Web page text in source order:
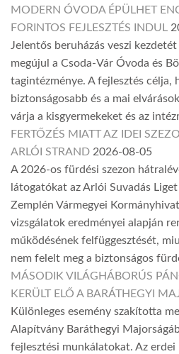
MODERN ÓVODA ÉPÜLHET
FORINTOS FEJLESZTÉS INDUL
Jelentős beruházás veszi
megújul a Csoda-Vár Óvoda és
tagintézménye. A fejlesztés célja,
biztonságosabb és a mai
várja a kisgyermekeket és az
FERTŐZÉS MIATT AZ IDEI
ARLÓI STRAND 2026-08-05
A 2026-os fürdési szezon
látogatókat az Arlói Suvadás
Zemplén Vármegyei
vizsgálatok eredményei alapján
működésének felfüggesztését,
nem felelt meg a biztonságos
MÁSODIK VILÁGHÁBORÚS
KERÜLT ELŐ A BARÁTHEGYI
Különleges esemény szakította
Alapítvány Baráthegyi
fejlesztési munkálatokat. Az erdei